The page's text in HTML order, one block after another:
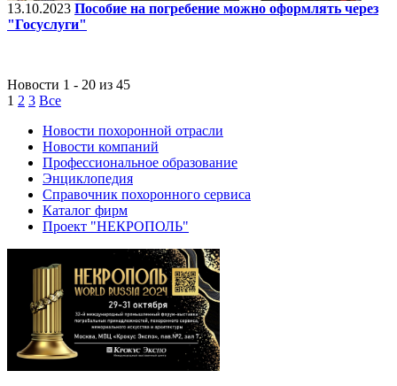
13.10.2023 Пособие на погребение можно оформлять через
"Госуслуги"
Новости 1 - 20 из 45
1 2 3 Все
Новости похоронной отрасли
Новости компаний
Профессиональное образование
Энциклопедия
Справочник похоронного сервиса
Каталог фирм
Проект "НЕКРОПОЛЬ"